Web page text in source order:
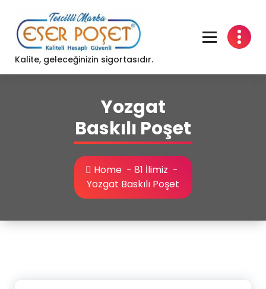
content
Kalite, geleceğinizin sigortasıdır.
Yozgat
Baskılı Poşet
Home - 81 İlimiz -
Yozgat Baskılı Poşet